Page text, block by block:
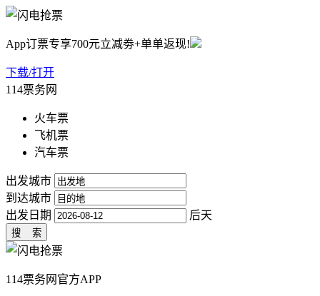
App订票专享700元立减劵+单单返现!
下载/打开
114票务网
火车票
飞机票
汽车票
出发城市
到达城市
出发日期
后天
114票务网官方APP